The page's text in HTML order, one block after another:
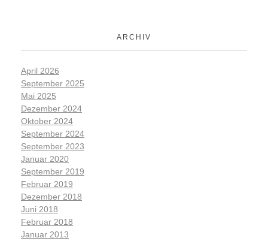
ARCHIV
April 2026
September 2025
Mai 2025
Dezember 2024
Oktober 2024
September 2024
September 2023
Januar 2020
September 2019
Februar 2019
Dezember 2018
Juni 2018
Februar 2018
Januar 2013